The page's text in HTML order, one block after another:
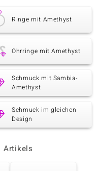
Ringe mit Amethyst
Ohrringe mit Amethyst
Schmuck mit Sambia-
Amethyst
Schmuck im gleichen
Design
Artikels